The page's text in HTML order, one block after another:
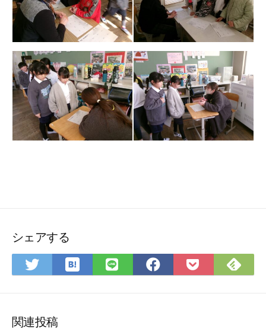
シェアする
Twitter
ェ
は
LINE Facebook
Pocket
Feedly
関連投稿